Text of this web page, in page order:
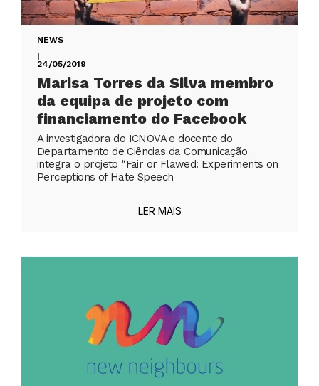
NEWS
|
24/05/2019
Marisa Torres da Silva membro
da equipa de projeto com
financiamento do Facebook
A investigadora do ICNOVA e docente do
Departamento de Ciências da Comunicação
integra o projeto “Fair or Flawed: Experiments on
Perceptions of Hate Speech
LER MAIS